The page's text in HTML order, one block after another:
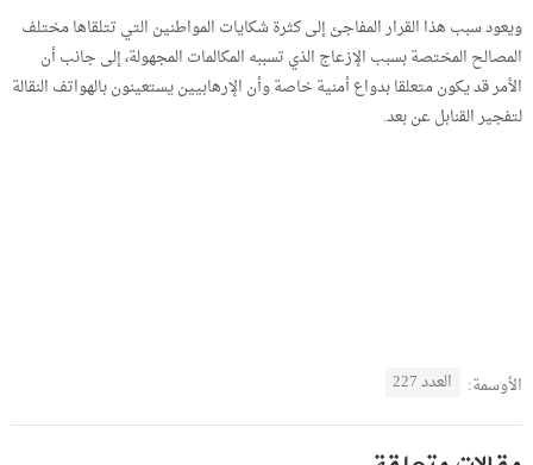
ويعود سبب هذا القرار المفاجئ إلى كثرة شكايات المواطنين التي تتلقاها مختلف
المصالح المختصة بسبب الإزعاج الذي تسببه المكالمات المجهولة، إلى جانب أن
الأمر قد يكون متعلقا بدواع أمنية خاصة وأن الإرهابيين يستعينون بالهواتف النقالة
لتفجير القنابل عن بعد.
الأوسمة: العدد 227